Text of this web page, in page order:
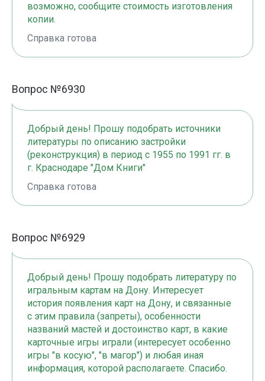
возможно, сообщите стоимость изготовления
копии.
Справка готова
Вопрос №6930
Добрый день! Прошу подобрать источники
литературы по описанию застройки
(реконструкция) в период с 1955 по 1991 гг. в
г. Краснодаре "Дом Книги"
Справка готова
Вопрос №6929
Добрый день! Прошу подобрать литературу по
игральным картам на Дону. Интересует
история появления карт на Дону, и связанные
с этим правила (запреты), особенности
названий мастей и достоинство карт, в какие
карточные игры играли (интересует особенно
игры "в косую", "в магор") и любая иная
информация, которой располагаете. Спасибо.